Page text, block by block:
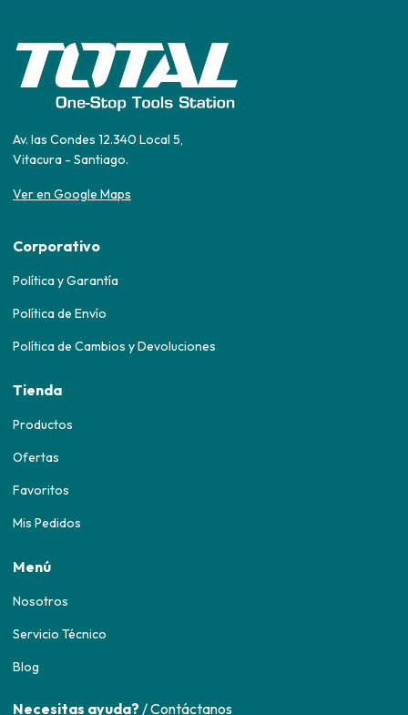
Av. las Condes 12.340 Local 5,
Vitacura - Santiago.
Ver en Google Maps
Corporativo
Política y Garantía
Política de Envío
Política de Cambios y Devoluciones
Tienda
Productos
Ofertas
Favoritos
Mis Pedidos
Menú
Nosotros
Servicio Técnico
Blog
Necesitas ayuda? / Contáctanos